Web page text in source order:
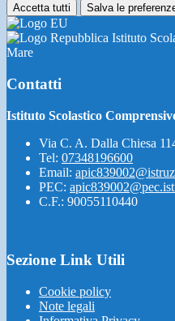
Accetta tutti Salva le
Istituto
Mare
Contatti
Istituto Scolastico
Via C. A. Dalla Chiesa
Tel: 07348196600
Email:
PEC:
C.F.: 90055110440
Sezione Link Utili
Cookie policy
Note legali